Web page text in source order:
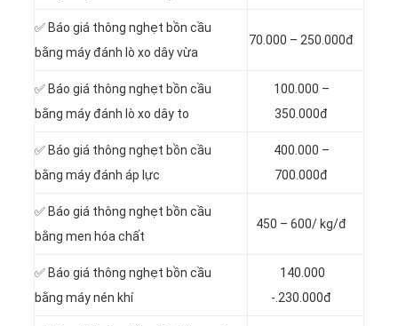
✅ Báo giá thông nghẹt bồn cầu
bằng máy đánh lò xo dây vừa
70.000 – 250.000đ
✅ Báo giá thông nghẹt bồn cầu
bằng máy đánh lò xo dây to
100.000 –
350.000đ
✅ Báo giá thông nghẹt bồn cầu
bằng máy đánh áp lực
400.000 –
700.000đ
✅ Báo giá thông nghẹt bồn cầu
bằng men hóa chất
450 – 600/ kg/đ
✅ Báo giá thông nghẹt bồn cầu
bằng máy nén khí
140.000
-.230.000đ